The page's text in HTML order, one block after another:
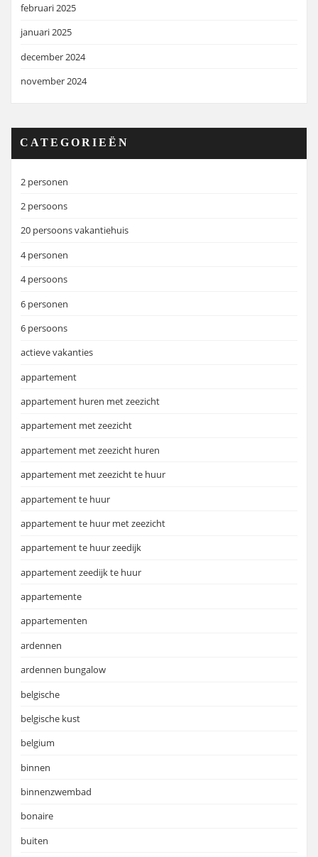
februari 2025
januari 2025
december 2024
november 2024
CATEGORIEËN
2 personen
2 persoons
20 persoons vakantiehuis
4 personen
4 persoons
6 personen
6 persoons
actieve vakanties
appartement
appartement huren met zeezicht
appartement met zeezicht
appartement met zeezicht huren
appartement met zeezicht te huur
appartement te huur
appartement te huur met zeezicht
appartement te huur zeedijk
appartement zeedijk te huur
appartemente
appartementen
ardennen
ardennen bungalow
belgische
belgische kust
belgium
binnen
binnenzwembad
bonaire
buiten